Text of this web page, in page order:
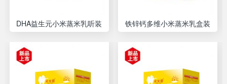
DHA益生元小米蒸米乳听装 铁锌钙多维小米蒸米乳盒装